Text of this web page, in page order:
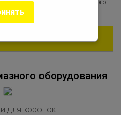
Аксессуары для алмазного
оборудования
для коронок